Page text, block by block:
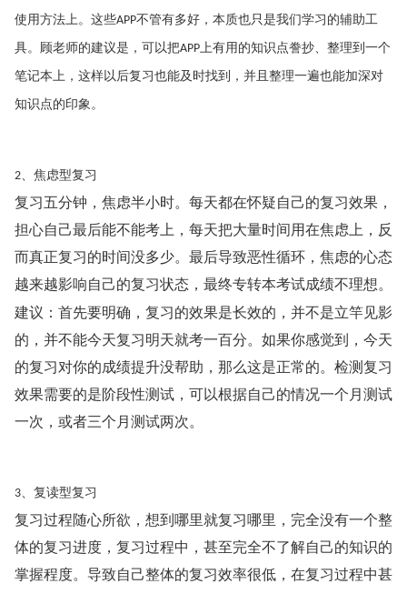
使用方法上。这些APP不管有多好，本质也只是我们学习的辅助工
具。顾老师的建议是，可以把APP上有用的知识点誊抄、整理到一个
笔记本上，这样以后复习也能及时找到，并且整理一遍也能加深对
知识点的印象。
2、焦虑型复习
复习五分钟，焦虑半小时。每天都在怀疑自己的复习效果，
担心自己最后能不能考上，每天把大量时间用在焦虑上，反
而真正复习的时间没多少。最后导致恶性循环，焦虑的心态
越来越影响自己的复习状态，最终专转本考试成绩不理想。
建议：首先要明确，复习的效果是长效的，并不是立竿见影
的，并不能今天复习明天就考一百分。如果你感觉到，今天
的复习对你的成绩提升没帮助，那么这是正常的。检测复习
效果需要的是阶段性测试，可以根据自己的情况一个月测试
一次，或者三个月测试两次。
3、复读型复习
复习过程随心所欲，想到哪里就复习哪里，完全没有一个整
体的复习进度，复习过程中，甚至完全不了解自己的知识的
掌握程度。导致自己整体的复习效率很低，在复习过程中甚